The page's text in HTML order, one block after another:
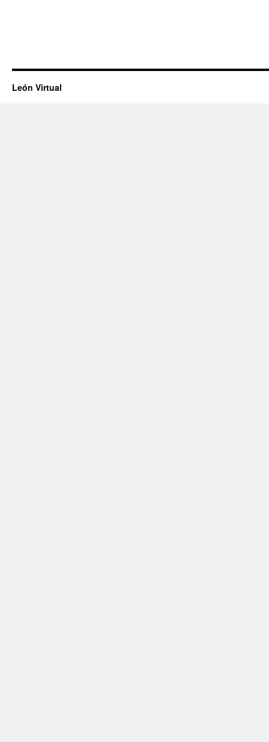
León Virtual